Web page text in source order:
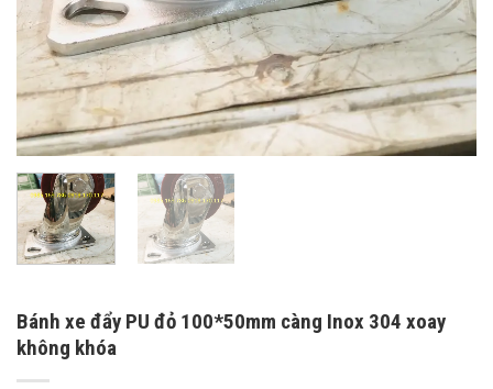
Bánh xe đẩy PU đỏ 100*50mm càng Inox 304 xoay
không khóa